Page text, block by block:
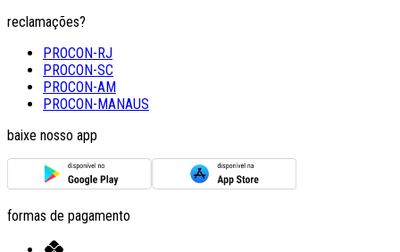
reclamações?
PROCON-RJ
PROCON-SC
PROCON-AM
PROCON-MANAUS
baixe nosso app
formas de pagamento